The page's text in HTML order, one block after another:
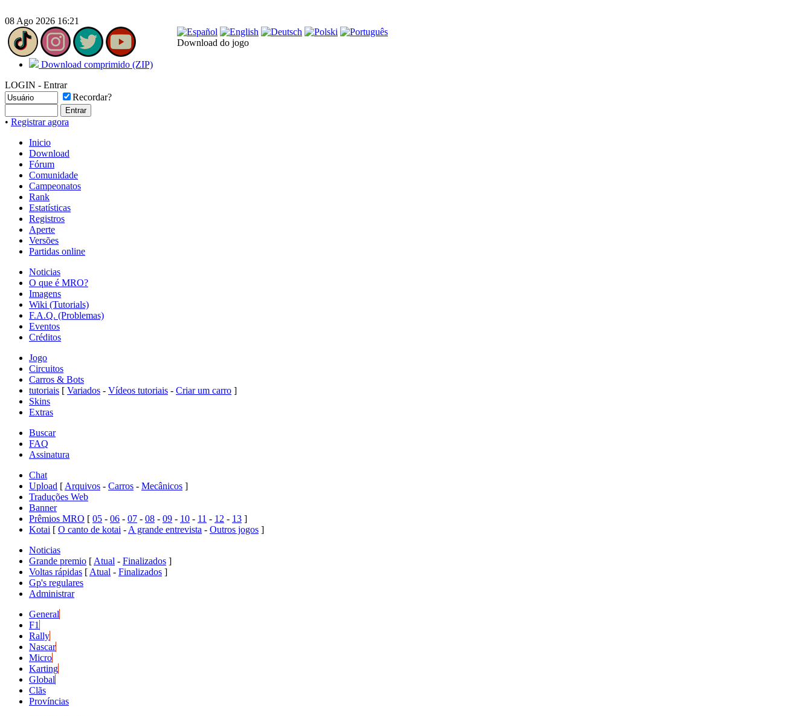
08 Ago 2026 16:21
Download do jogo
Download comprimido (ZIP)
LOGIN - Entrar
Recordar?
• Registrar agora
Inicio
Download
Fórum
Comunidade
Campeonatos
Rank
Estatísticas
Registros
Aperte
Versões
Partidas online
Noticias
O que é MRO?
Imagens
Wiki (Tutorials)
F.A.Q. (Problemas)
Eventos
Créditos
Jogo
Circuitos
Carros & Bots
tutoriais [ Variados - Vídeos tutoriais - Criar um carro ]
Skins
Extras
Buscar
FAQ
Assinatura
Chat
Upload [ Arquivos - Carros - Mecânicos ]
Traduções Web
Banner
Prêmios MRO [ 05 - 06 - 07 - 08 - 09 - 10 - 11 - 12 - 13 ]
Kotai [ O canto de kotai - A grande entrevista - Outros jogos ]
Noticias
Grande premio [ Atual - Finalizados ]
Voltas rápidas [ Atual - Finalizados ]
Gp's regulares
Administrar
General
F1
Rally
Nascar
Micro
Karting
Global
Clãs
Províncias